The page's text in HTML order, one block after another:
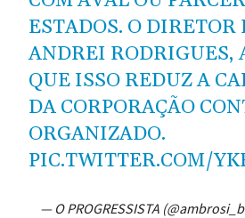
ESTADOS. O DIRETOR
ANDREI RODRIGUES,
QUE ISSO REDUZ A
DA CORPORAÇÃO
ORGANIZADO.
PIC.TWITTER.COM/
— O PROGRESSISTA